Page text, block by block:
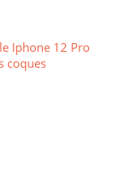
Iphone 12 Pro
coques